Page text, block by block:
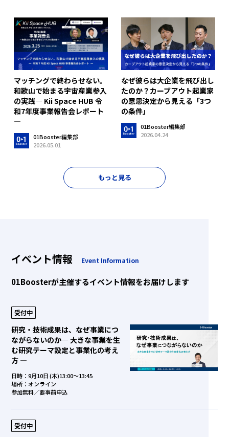
マッチングで終わらせない。
和歌山で始まる宇宙産業参入
の実践― Kii Space HUB 令
和7年度事業報告会レポート
―
01Booster編集部
2026.05.01
なぜ彼らは大企業を飛び出し
たのか？カーブアウト起業家
の意思決定から見える「3つ
の条件」
01Booster編集部
2026.04.24
もっと見る
イベント情報 Event Information
01Boosterが主催するイベント情報をお届けします
受付中
研究・技術成果は、なぜ事業につ
ながらないのか― 大きな事業を生
む研究テーマ設定と事業化の考え
方 ―
日時：9月10日 (木)13:00～13:45
場所：オンライン
参加無料／要事前申込
受付中